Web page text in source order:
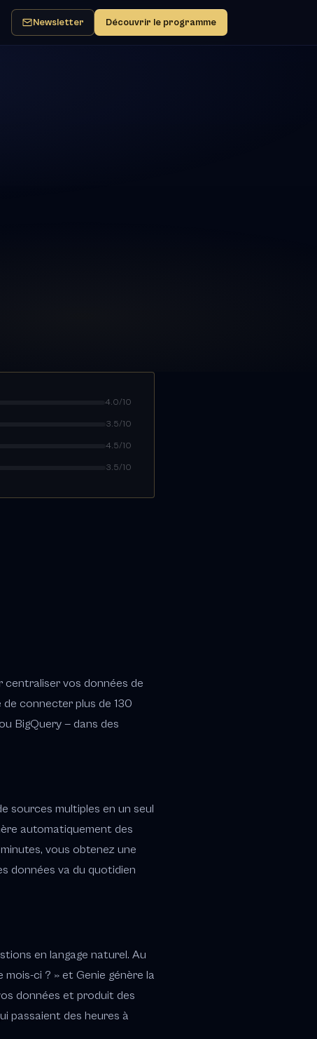
Newsletter Découvrir le programme
4.0/10
3.5/10
4.5/10
3.5/10
centraliser vos données de
connecter plus de 130
BigQuery — dans des
sources multiples en un seul
automatiquement des
vous obtenez une
données va du quotidien
en langage naturel. Au
mois-ci ? » et Genie génère la
données et produit des
passaient des heures à